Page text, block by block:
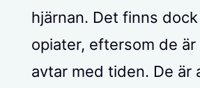
hjärnan. Det finns
opiater, eftersom de
avtar med tiden. De är